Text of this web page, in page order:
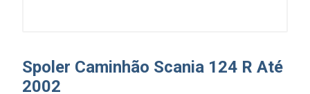
Spoler Caminhão Scania 124 R Até
2002